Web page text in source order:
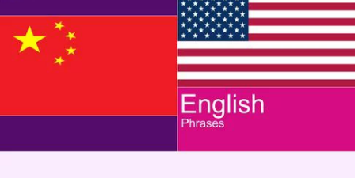
女裝 化妝保養 情趣用品
HOT